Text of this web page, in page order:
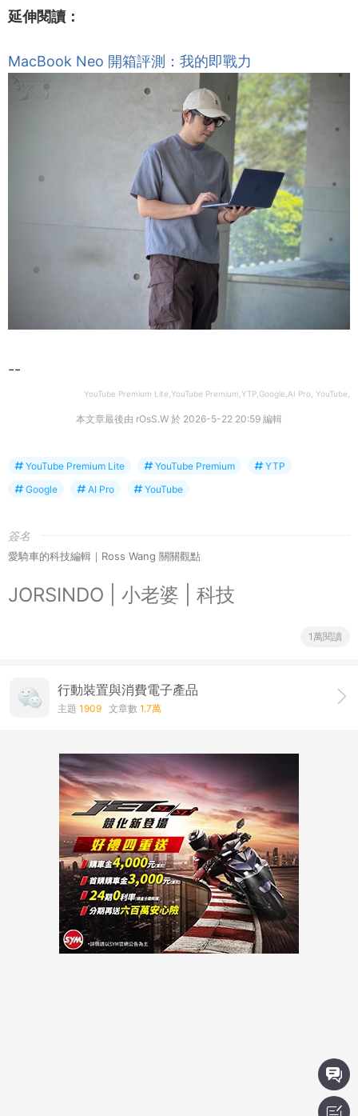
延伸閱讀：
MacBook Neo 開箱評測：我的即戰力
--
YouTube Premium Lite,YouTube Premium,YTP,Google,AI Pro, YouTube,
本文章最後由 rOsS.W 於 2026-5-22 20:59 編輯
YouTube Premium Lite YouTube Premium
YTP
Google
AI Pro YouTube
簽名
愛騎車的科技編輯｜Ross Wang 關關觀點
JORSINDO | 小老婆 | 科技
1萬閱讀
行動裝置與消費電子產品
主題 1909 文章數 1.7萬